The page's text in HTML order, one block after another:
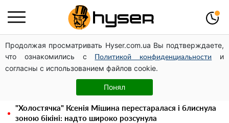
Продолжая просматривать Hyser.com.ua Вы подтверждаете,
что ознакомились с
Политикой конфиденциальности
и
согласны с использованием файлов cookie.
Понял
Українська авіатранспортна асоціація звернулася до
Мінфіну із закликом уніфікувати оподаткування
авіалізингу
Повністю гола Анна Трінчер блиснула "принадами":
таких розмірів ви ще не бачили
"Холостячка" Ксенія Мішина перестаралася і блиснула
зоною бікіні: надто широко розсунула